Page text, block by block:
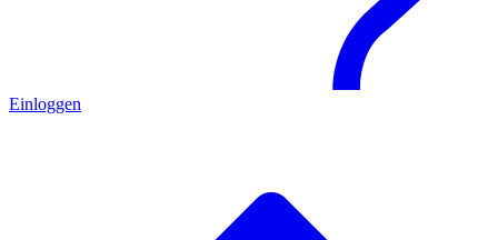
Einloggen